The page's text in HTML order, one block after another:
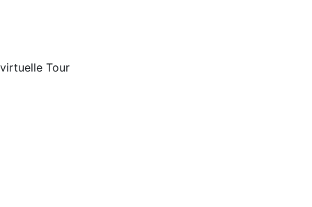
virtuelle Tour